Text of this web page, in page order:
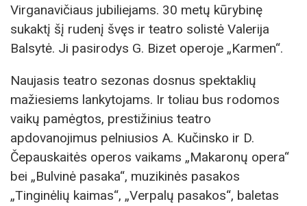
Virganavičiaus jubiliejams. 30 metų kūrybinę
sukaktį šį rudenį švęs ir teatro solistė Valerija
Balsytė. Ji pasirodys G. Bizet operoje „Karmen“.
Naujasis teatro sezonas dosnus spektaklių
mažiesiems lankytojams. Ir toliau bus rodomos
vaikų pamėgtos, prestižinius teatro
apdovanojimus pelniusios A. Kučinsko ir D.
Čepauskaitės operos vaikams „Makaronų opera“
bei „Bulvinė pasaka“, muzikinės pasakos
„Tinginėlių kaimas“, „Verpalų pasakos“, baletas